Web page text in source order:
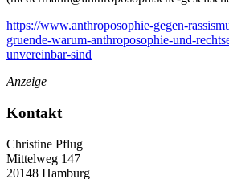
https://www.anthroposophie-gegen-
gruende-warum-anthroposophie-und-
unvereinbar-sind
Anzeige
Kontakt
Christine Pflug
Mittelweg 147
20148 Hamburg